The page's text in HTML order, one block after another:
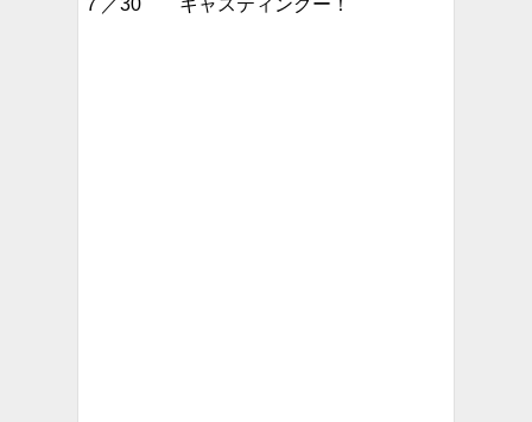
７／30 キャスティングー！